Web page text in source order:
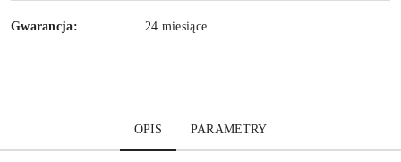
Gwarancja: 24 miesiące
OPIS PARAMETRY